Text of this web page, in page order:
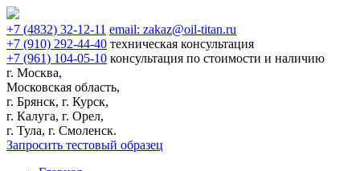
+7 (4832) 32-12-11 email: zakaz@oil-titan.ru
+7 (910) 292-44-40 техническая консультация
+7 (961) 104-05-10 консультация по стоимости и наличию
г. Москва,
Московская область,
г. Брянск, г. Курск,
г. Калуга, г. Орел,
г. Тула, г. Смоленск.
Запросить тестовый образец